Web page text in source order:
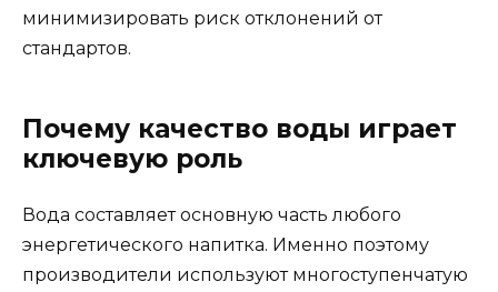
минимизировать риск отклонений от
стандартов.
Почему качество воды играет
ключевую роль
Вода составляет основную часть любого
энергетического напитка. Именно поэтому
производители используют многоступенчатую